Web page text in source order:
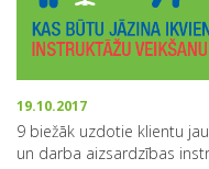
19.10.2017
9 biežāk uzdotie klientu
un darba aizsardzības